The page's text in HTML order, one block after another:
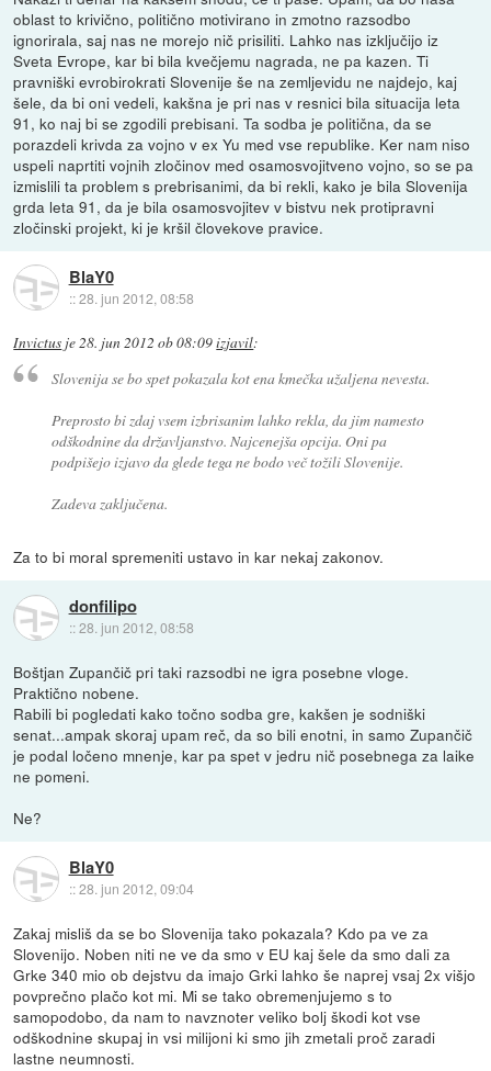
oblast to krivično, politično motivirano in zmotno razsodbo
ignorirala, saj nas ne morejo nič prisiliti. Lahko nas izključijo iz
Sveta Evrope, kar bi bila kvečjemu nagrada, ne pa kazen. Ti
pravniški evrobirokrati Slovenije še na zemljevidu ne najdejo, kaj
šele, da bi oni vedeli, kakšna je pri nas v resnici bila situacija leta
91, ko naj bi se zgodili prebisani. Ta sodba je politična, da se
porazdeli krivda za vojno v ex Yu med vse republike. Ker nam niso
uspeli naprtiti vojnih zločinov med osamosvojitveno vojno, so se pa
izmislili ta problem s prebrisanimi, da bi rekli, kako je bila Slovenija
grda leta 91, da je bila osamosvojitev v bistvu nek protipravni
zločinski projekt, ki je kršil človekove pravice.
BlaY0
::28. jun 2012, 08:58
Invictus je 28. jun 2012 ob 08:09izjavil:
Slovenija se bo spet pokazala kot ena kmečka užaljena nevesta.
Preprosto bi zdaj vsem izbrisanim lahko rekla, da jim namesto
odškodnine da državljanstvo. Najcenejša opcija. Oni pa
podpišejo izjavo da glede tega ne bodo več tožili Slovenije.
Zadeva zaključena.
Za to bi moral spremeniti ustavo in kar nekaj zakonov.
donfilipo
::28. jun 2012, 08:58
Boštjan Zupančič pri taki razsodbi ne igra posebne vloge.
Praktično nobene.
Rabili bi pogledati kako točno sodba gre, kakšen je sodniški
senat...ampak skoraj upam reč, da so bili enotni, in samo Zupančič
je podal ločeno mnenje, kar pa spet v jedru nič posebnega za laike
ne pomeni.
Ne?
BlaY0
::28. jun 2012, 09:04
Zakaj misliš da se bo Slovenija tako pokazala? Kdo pa ve za
Slovenijo. Noben niti ne ve da smo v EU kaj šele da smo dali za
Grke 340 mio ob dejstvu da imajo Grki lahko še naprej vsaj 2x višjo
povprečno plačo kot mi. Mi se tako obremenjujemo s to
samopodobo, da nam to navznoter veliko bolj škodi kot vse
odškodnine skupaj in vsi milijoni ki smo jih zmetali proč zaradi
lastne neumnosti.